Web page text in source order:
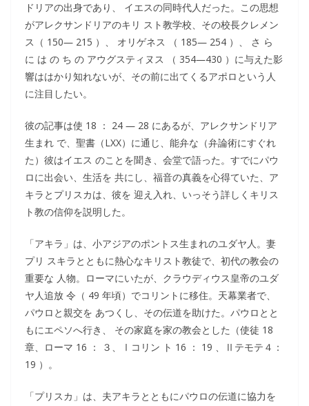
ドリアの出身であり、 イエスの同時代人だった。この思想
がアレクサンドリアのキリ スト教学校、その校長クレメン
ス（ 150― 215 ）、 オリゲネス （ 185― 254 ）、 さ ら
に は の ち の アウグスティヌス （ 354―430 ）に与えた影
響ははかり知れないが、その前に出てくるアポロという人
に注目したい。
彼の記事は使 18 ： 24 ― 28 にあるが、アレクサンドリア
生まれ で、聖書（LXX）に通じ、能弁な（弁論術にすぐれ
た）彼はイエス のことを聞き、会堂で語った。すでにパウ
ロに出会い、生活を 共にし、福音の真義を心得ていた、ア
キラとプリスカは、彼を 迎え入れ、いっそう詳しくキリス
ト教の信仰を説明した。
「アキラ」は、小アジアのポントス生まれのユダヤ人。妻
プリ スキラとともに熱心なキリスト教徒で、初代の教会の
重要な 人物。ローマにいたが、クラウディウス皇帝のユダ
ヤ人追放 令（ 49 年頃）でコリントに移住。天幕業者で、
パウロと親交を あつくし、その伝道を助けた。パウロとと
もにエペソへ行き、 その家庭を家の教会とした（使徒 18
章、ローマ 16 ： ３、Ⅰコリン ト 16 ： 19 、Ⅱテモテ４：
19 ）。
「プリスカ」は、夫アキラとともにパウロの伝道に協力を